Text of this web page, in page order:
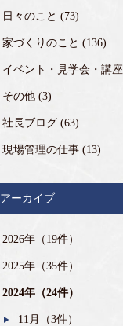
日々のこと (73)
家づくりのこと (136)
イベント・見学会・講座
その他 (3)
社長ブログ (63)
現場管理の仕事 (13)
アーカイブ
2026年（19件）
2025年（35件）
2024年（24件）
11月（3件）